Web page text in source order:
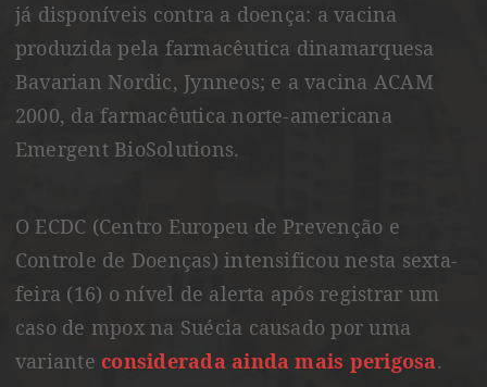
já disponíveis contra a doença: a vacina
produzida pela farmacêutica dinamarquesa
Bavarian Nordic, Jynneos; e a vacina ACAM
2000, da farmacêutica norte-americana
Emergent BioSolutions.
O ECDC (Centro Europeu de Prevenção e
Controle de Doenças) intensificou nesta sexta-
feira (16) o nível de alerta após registrar um
caso de mpox na Suécia causado por uma
variante considerada ainda mais perigosa.